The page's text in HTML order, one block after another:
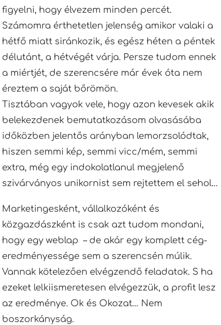
figyelni, hogy élvezem minden percét.
Számomra érthetetlen jelenség amikor valaki a
hétfő miatt siránkozik, és egész héten a péntek
délutánt, a hétvégét várja. Persze tudom ennek
a miértjét, de szerencsére már évek óta nem
éreztem a saját bőrömön.
Tisztában vagyok vele, hogy azon kevesek akik
belekezdenek bemutatkozásom olvasásába
időközben jelentős arányban lemorzsolódtak,
hiszen semmi kép, semmi vicc/mém, semmi
extra, még egy indokolatlanul megjelenő
szivárványos unikornist sem rejtettem el sehol…
Marketingesként, vállalkozóként és
közgazdászként is csak azt tudom mondani,
hogy egy weblap – de akár egy komplett cég-
eredményessége sem a szerencsén múlik.
Vannak kötelezően elvégzendő feladatok. S ha
ezeket lelkiismeretesen elvégezzük, a profit lesz
az eredménye. Ok és Okozat… Nem
boszorkányság.